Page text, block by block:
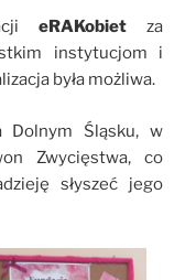
eRAKobietza
instytucjom i
była możliwa.
Dolnym Śląsku, w
Zwycięstwa, co
słyszeć jego